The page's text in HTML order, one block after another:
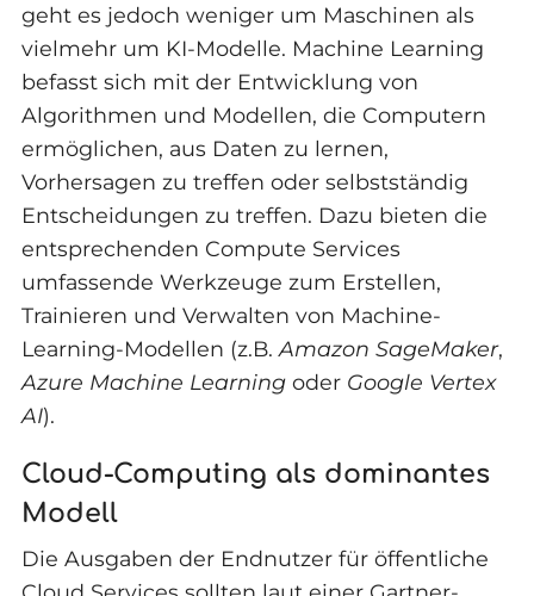
geht es jedoch weniger um Maschinen als
vielmehr um KI-Modelle. Machine Learning
befasst sich mit der Entwicklung von
Algorithmen und Modellen, die Computern
ermöglichen, aus Daten zu lernen,
Vorhersagen zu treffen oder selbstständig
Entscheidungen zu treffen. Dazu bieten die
entsprechenden Compute Services
umfassende Werkzeuge zum Erstellen,
Trainieren und Verwalten von Machine-
Learning-Modellen (z.B. Amazon SageMaker,
Azure Machine Learningoder Google Vertex
AI).
Cloud-Computing als dominantes
Modell
Die Ausgaben der Endnutzer für öffentliche